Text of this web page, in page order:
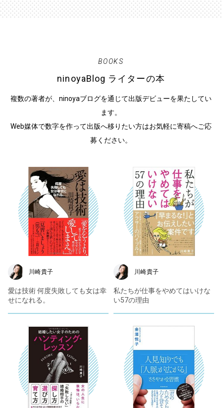
BOOKS
ninoyaBlog ライターの本
複数の著者が、ninoyaブログを通じて出版デビューを果たしてい
ます。
Web媒体で数字を作って出版へ移りたい方はお気軽に寄稿へご応
募ください。
川崎貴子
愛は技術 何度失敗しても女は幸
せになれる。
川崎貴子
私たちが仕事をやめてはいけな
い57の理由